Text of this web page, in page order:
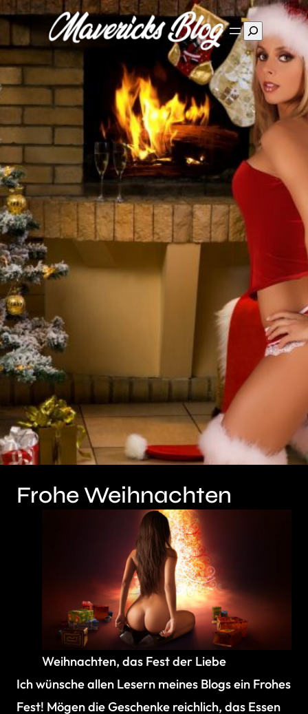
Suchen
Frohe Weihnachten
Weihnachten, das Fest der Liebe
Ich wünsche allen Lesern meines Blogs ein Frohes
Fest! Mögen die Geschenke reichlich, das Essen